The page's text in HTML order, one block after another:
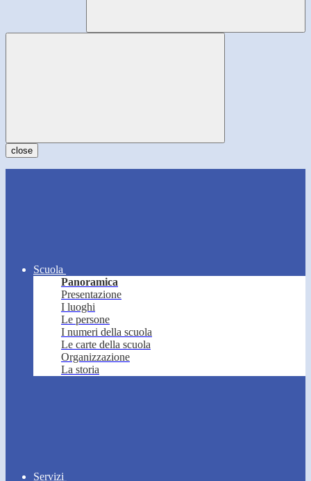
close
Scuola
Panoramica
Presentazione
I luoghi
Le persone
I numeri della scuola
Le carte della scuola
Organizzazione
La storia
Servizi